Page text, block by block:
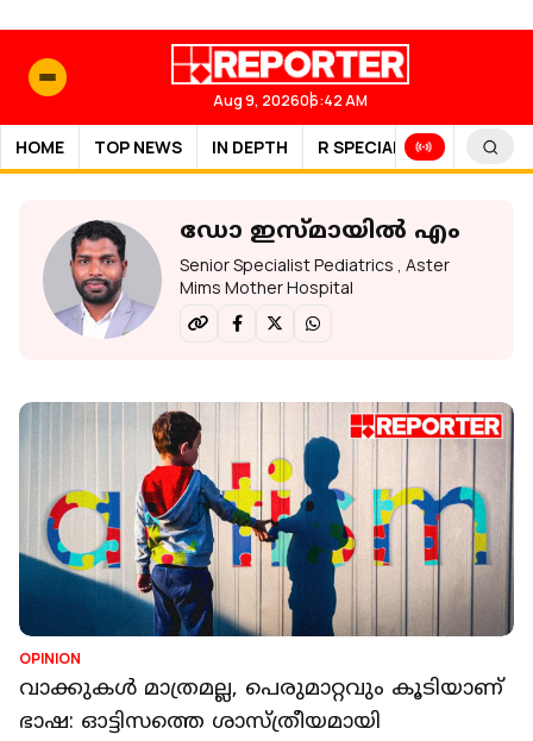
Aug 9, 202606:42 AM
HOME TOP NEWS IN DEPTH R SPECIAL SPORTS
ഡോ ഇസ്മായില്‍ എം
Senior Specialist Pediatrics , Aster
Mims Mother Hospital
OPINION
വാക്കുകള്‍ മാത്രമല്ല, പെരുമാറ്റവും കൂടിയാണ്
ഭാഷ: ഓട്ടിസത്തെ ശാസ്ത്രീയമായി